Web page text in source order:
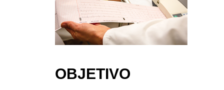
OBJETIVO